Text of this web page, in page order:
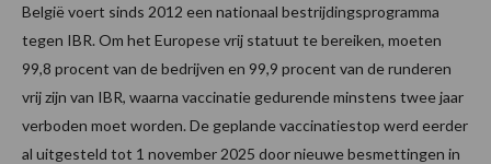
België voert sinds 2012 een nationaal bestrijdingsprogramma
tegen IBR. Om het Europese vrij statuut te bereiken, moeten
99,8 procent van de bedrijven en 99,9 procent van de runderen
vrij zijn van IBR, waarna vaccinatie gedurende minstens twee jaar
verboden moet worden. De geplande vaccinatiestop werd eerder
al uitgesteld tot 1 november 2025 door nieuwe besmettingen in